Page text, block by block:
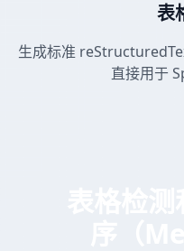
表
生成标准
直接用于